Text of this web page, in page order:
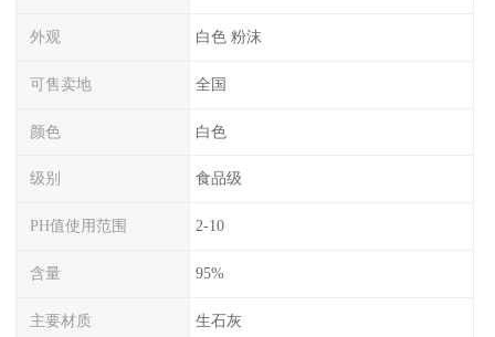
外观 白色 粉沫
可售卖地 全国
颜色 白色
级别 食品级
PH值使用范围 2-10
含量 95%
主要材质 生石灰